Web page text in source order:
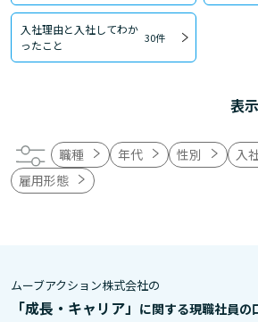
入社理由と入社してわか
ったこと
30件
表
職種 年代 性別 入
雇用形態
ムーブアクション株式会社の
「成長・キャリア」 に関する現職社員の